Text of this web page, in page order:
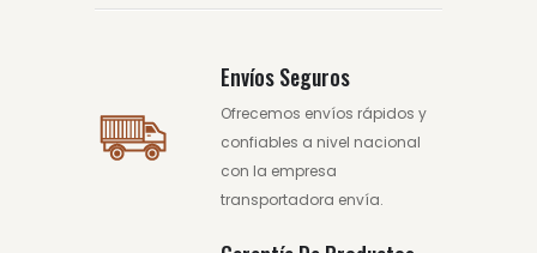
Envíos Seguros
Ofrecemos envíos rápidos y
confiables a nivel nacional
con la empresa
transportadora envía.